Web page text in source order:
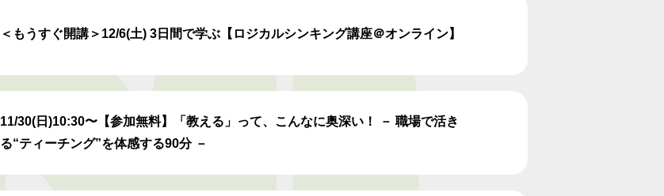
＜もうすぐ開講＞12/6(土) 3日間で学ぶ【ロジカルシンキング講座＠オンライン】
11/30(日)10:30〜【参加無料】「教える」って、こんなに奥深い！ － 職場で活き
る“ティーチング”を体感する90分 －